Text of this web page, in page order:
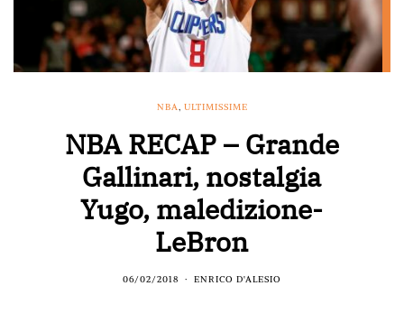
NBA, ULTIMISSIME
NBA RECAP – Grande
Gallinari, nostalgia
Yugo, maledizione-
LeBron
06/02/2018 ENRICO D'ALESIO